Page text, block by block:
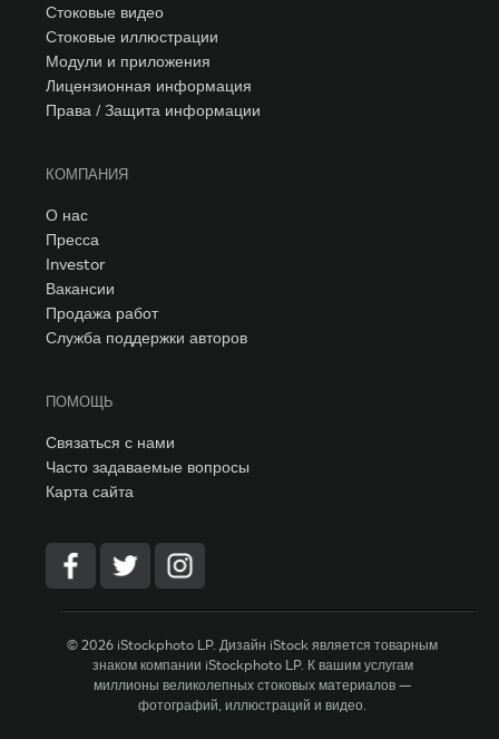
Стоковые видео
Стоковые иллюстрации
Модули и приложения
Лицензионная информация
Права / Защита информации
КОМПАНИЯ
О нас
Пресса
Investor
Вакансии
Продажа работ
Служба поддержки авторов
ПОМОЩЬ
Связаться с нами
Часто задаваемые вопросы
Карта сайта
© 2026 iStockphoto LP. Дизайн iStock является товарным
знаком компании iStockphoto LP. К вашим услугам
миллионы великолепных стоковых материалов —
фотографий, иллюстраций и видео.